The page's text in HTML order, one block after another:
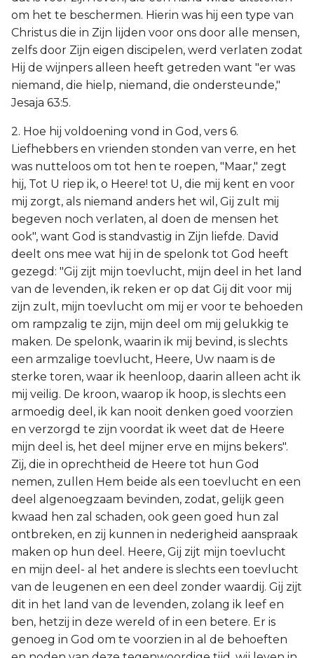
om het te beschermen. Hierin was hij een type van
Christus die in Zijn lijden voor ons door alle mensen,
zelfs door Zijn eigen discipelen, werd verlaten zodat
Hij de wijnpers alleen heeft getreden want "er was
niemand, die hielp, niemand, die ondersteunde,"
Jesaja 63:5.
2. Hoe hij voldoening vond in God, vers 6.
Liefhebbers en vrienden stonden van verre, en het
was nutteloos om tot hen te roepen, "Maar," zegt
hij, Tot U riep ik, o Heere! tot U, die mij kent en voor
mij zorgt, als niemand anders het wil, Gij zult mij
begeven noch verlaten, al doen de mensen het
ook", want God is standvastig in Zijn liefde. David
deelt ons mee wat hij in de spelonk tot God heeft
gezegd: "Gij zijt mijn toevlucht, mijn deel in het land
van de levenden, ik reken er op dat Gij dit voor mij
zijn zult, mijn toevlucht om mij er voor te behoeden
om rampzalig te zijn, mijn deel om mij gelukkig te
maken. De spelonk, waarin ik mij bevind, is slechts
een armzalige toevlucht, Heere, Uw naam is de
sterke toren, waar ik heenloop, daarin alleen acht ik
mij veilig. De kroon, waarop ik hoop, is slechts een
armoedig deel, ik kan nooit denken goed voorzien
en verzorgd te zijn voordat ik weet dat de Heere
mijn deel is, het deel mijner erve en mijns bekers".
Zij, die in oprechtheid de Heere tot hun God
nemen, zullen Hem beide als een toevlucht en een
deel algenoegzaam bevinden, zodat, gelijk geen
kwaad hen zal schaden, ook geen goed hun zal
ontbreken, en zij kunnen in nederigheid aanspraak
maken op hun deel. Heere, Gij zijt mijn toevlucht
en mijn deel- al het andere is slechts een toevlucht
van de leugenen en een deel zonder waardij. Gij zijt
dit in het land van de levenden, zolang ik leef en
ben, hetzij in deze wereld of in een betere. Er is
genoeg in God om te voorzien in al de behoeften